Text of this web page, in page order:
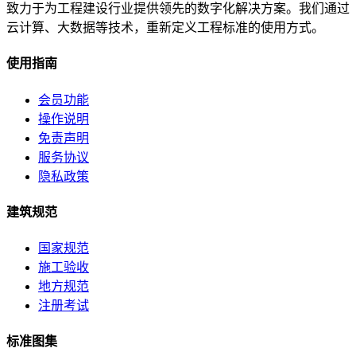
致力于为工程建设行业提供领先的数字化解决方案。我们通过
云计算、大数据等技术，重新定义工程标准的使用方式。
使用指南
会员功能
操作说明
免责声明
服务协议
隐私政策
建筑规范
国家规范
施工验收
地方规范
注册考试
标准图集